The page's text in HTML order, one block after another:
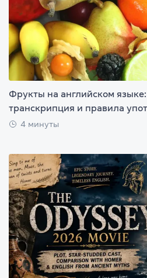
Фрукты на английском языке:
транскрипция и правила
4 минуты